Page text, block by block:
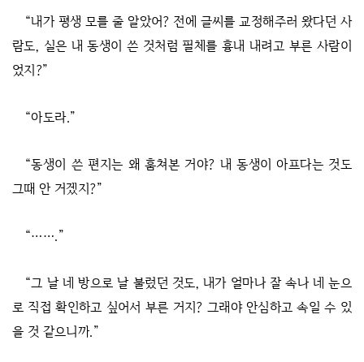
“내가 평생 모를 줄 알았어? 전에 글씨를 교정해주러 왔다던 사
람도, 실은 내 동생이 쓴 것처럼 필체를 흉내 내려고 부른 사람이
었지?”
“아도라.”
“동생이 쓴 편지는 왜 훔쳐본 거야? 내 동생이 아프다는 것도
그때 안 거겠지?”
“…….”
“그 날 네 방으로 날 불렀던 것도, 내가 얼마나 잘 속나 네 눈으
로 직접 확인하고 싶어서 부른 거지? 그래야 안심하고 속일 수 있
을 것 같으니까.”